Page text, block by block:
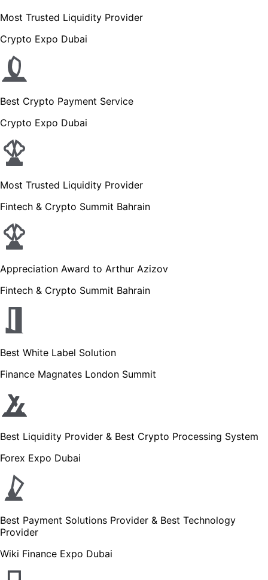
Most Trusted Liquidity Provider
Crypto Expo Dubai
Best Crypto Payment Service
Crypto Expo Dubai
Most Trusted Liquidity Provider
Fintech & Crypto Summit Bahrain
Appreciation Award to Arthur Azizov
Fintech & Crypto Summit Bahrain
Best White Label Solution
Finance Magnates London Summit
Best Liquidity Provider & Best Crypto Processing System
Forex Expo Dubai
Best Payment Solutions Provider & Best Technology
Provider
Wiki Finance Expo Dubai